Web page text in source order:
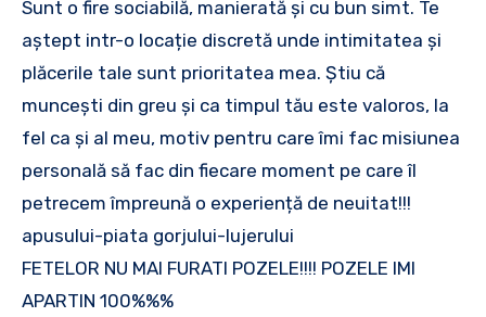
Sunt o fire sociabilă, manierată și cu bun simt. Te
aștept intr-o locație discretă unde intimitatea și
plăcerile tale sunt prioritatea mea. Știu că
muncești din greu și ca timpul tău este valoros, la
fel ca și al meu, motiv pentru care îmi fac misiunea
personală să fac din fiecare moment pe care îl
petrecem împreună o experiență de neuitat!!!
apusului-piata gorjului-lujerului
FETELOR NU MAI FURATI POZELE!!!! POZELE IMI
APARTIN 100%%%